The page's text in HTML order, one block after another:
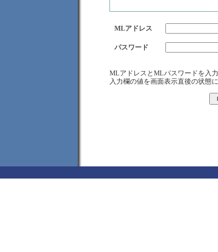
MLアドレス
パスワード
MLアドレスとMLパスワードを入
入力欄の値を画面表示直後の状態